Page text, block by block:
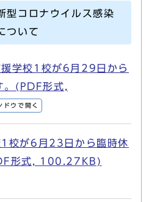
型コロナウイルス感染
ついて
援学校1校が6月29日から
。(PDF形式,
ドウで開く
1校が6月23日から臨時休
形式, 100.27KB)